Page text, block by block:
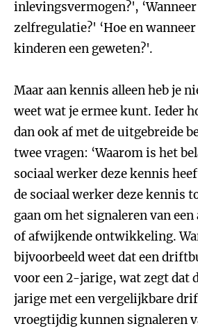
inlevingsvermogen?',
zelfregulatie?' ‘Hoe en
kinderen een geweten?'.
Maar aan kennis alleen heb je
weet wat je ermee kunt. Ieder
dan ook af met de uitgebreide
twee vragen: ‘Waarom is het
sociaal werker deze kennis
de sociaal werker deze kennis
gaan om het signaleren van
of afwijkende ontwikkeling.
bijvoorbeeld weet dat een
voor een 2-jarige, wat zegt dat
jarige met een vergelijkbare
vroegtijdig kunnen signaleren